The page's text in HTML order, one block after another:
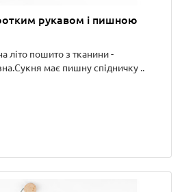
рукавом і пишною
літо пошито з тканини -
має пишну спідничку ..